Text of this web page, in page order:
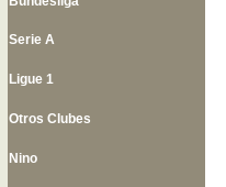
Serie A
Ligue 1
Otros Clubes
Nino